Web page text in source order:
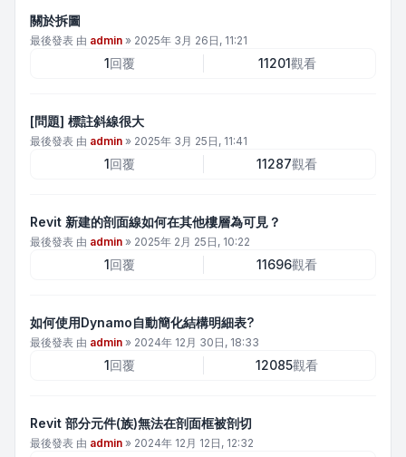
關於拆圖
最後發表 由 admin » 2025年 3月 26日, 11:21
1回覆 11201觀看
[問題] 標註斜線很大
最後發表 由 admin » 2025年 3月 25日, 11:41
1回覆 11287觀看
Revit 新建的剖面線如何在其他樓層為可見？
最後發表 由 admin » 2025年 2月 25日, 10:22
1回覆 11696觀看
如何使用Dynamo自動簡化結構明細表?
最後發表 由 admin » 2024年 12月 30日, 18:33
1回覆 12085觀看
Revit 部分元件(族)無法在剖面框被剖切
最後發表 由 admin » 2024年 12月 12日, 12:32